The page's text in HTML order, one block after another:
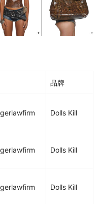
品牌
Dolls Kill
Dolls Kill
Dolls Kill